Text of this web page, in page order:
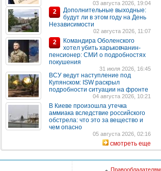
03 августа 2026, 19:04
2
Дополнительные выходные:
будут ли в этом году на День
Независимости
02 августа 2026, 11:07
2
Командира Оболенского
хотел убить харьковчанин-
пенсионер: СМИ о подробностях
покушения
31 июля 2026, 16:45
ВСУ ведут наступление под
Купянском: ISW раскрыл
подробности ситуации на фронте
04 августа 2026, 10:21
В Киеве произошла утечка
аммиака вследствие российского
обстрела: что это за вещество и
чем опасно
05 августа 2026, 02:16
смотреть еще
Правообладателям